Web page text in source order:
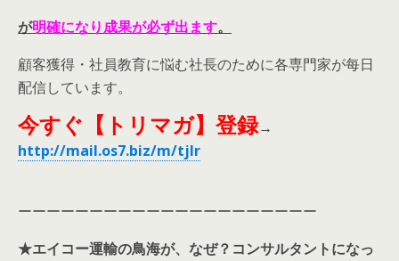
が明確になり成果が必ず出ます。
顧客獲得・社員教育に悩む社長のために各専門家が每日
配信しています。
今すぐ【トリマガ】登録→
http://mail.os7.biz/m/tjlr
ーーーーーーーーーーーーーーーーーーーーー
★エイコー運輸の鳥海が、なぜ？コンサルタントになっ